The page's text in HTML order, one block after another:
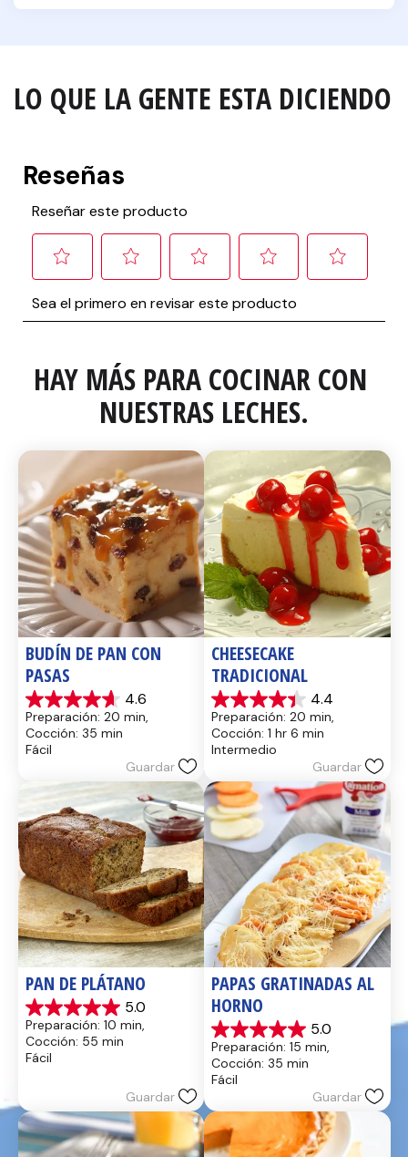
LO QUE LA GENTE ESTA DICIENDO
HAY MÁS PARA COCINAR CON
NUESTRAS LECHES.
BUDÍN DE PAN CON
PASAS
4.6
4.6
de
5
estrellas.
reseñas
Preparación: 20 min,
Cocción: 35 min
Fácil
Guardar
CHEESECAKE
TRADICIONAL
4.4
4.4
de
5
estrellas.
reseñas
Preparación: 20 min,
Cocción: 1 hr 6 min
Intermedio
Guardar
PAN DE PLÁTANO
5.0
5.0
de
5
estrellas.
Preparación: 10 min,
Cocción: 55 min
Fácil
Guardar
PAPAS GRATINADAS AL
HORNO
5.0
5.0
de
5
estrellas.
Preparación: 15 min,
Cocción: 35 min
Fácil
Guardar